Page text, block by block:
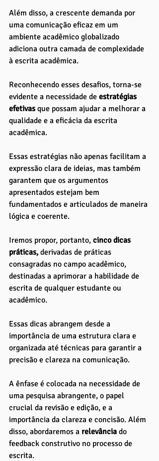
Além disso, a crescente demanda por
uma comunicação eficaz em um
ambiente acadêmico globalizado
adiciona outra camada de complexidade
à escrita acadêmica.
Reconhecendo esses desafios, torna-se
evidente a necessidade de estratégias
efetivas que possam ajudar a melhorar a
qualidade e a eficácia da escrita
acadêmica.
Essas estratégias não apenas facilitam a
expressão clara de ideias, mas também
garantem que os argumentos
apresentados estejam bem
fundamentados e articulados de maneira
lógica e coerente.
Iremos propor, portanto, cinco dicas
práticas, derivadas de práticas
consagradas no campo acadêmico,
destinadas a aprimorar a habilidade de
escrita de qualquer estudante ou
acadêmico.
Essas dicas abrangem desde a
importância de uma estrutura clara e
organizada até técnicas para garantir a
precisão e clareza na comunicação.
A ênfase é colocada na necessidade de
uma pesquisa abrangente, o papel
crucial da revisão e edição, e a
importância da clareza e concisão. Além
disso, abordaremos a relevância do
feedback construtivo no processo de
escrita.